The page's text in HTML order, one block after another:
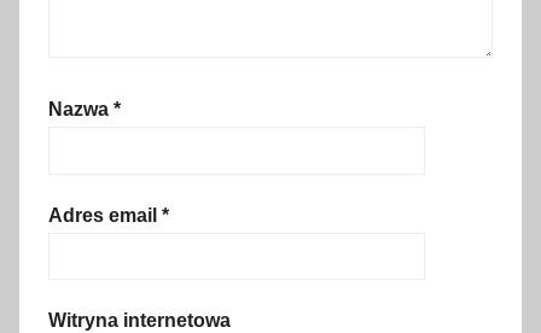
Nazwa *
Adres email *
Witryna internetowa